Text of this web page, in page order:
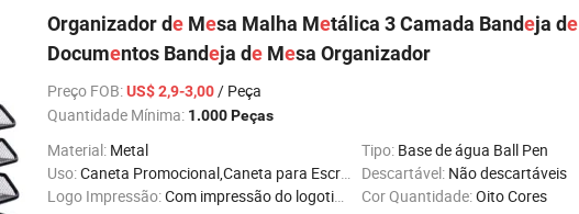
Organizador de Mesa Malha Metálica 3 Camada Bandeja de
Documentos Bandeja de Mesa Organizador
Preço FOB:US$ 2,9-3,00/ Peça
Quantidade Mínima: 1.000 Peças
Material: Metal Tipo: Base de água Ball Pen
Uso:Caneta Promocional,Caneta para Escritório e Escola Descartável: Não descartáveis
Logo Impressão:Com impressão do logotipo Cor Quantidade:Oito Cores